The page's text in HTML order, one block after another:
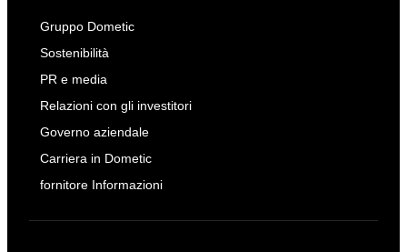
Gruppo Dometic
Sostenibilità
PR e media
Relazioni con gli investitori
Governo aziendale
Carriera in Dometic
fornitore Informazioni